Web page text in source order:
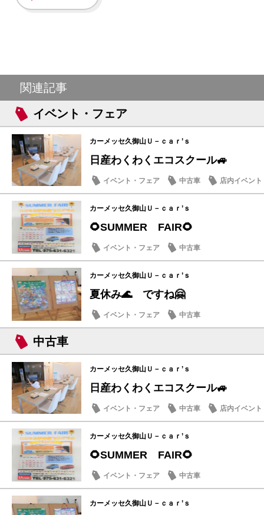
関連記事
イベント・フェア
カーメッセ久御山Ｕ－ｃａｒ’ｓ
日産わくわくエコスクール🚙
イベント・フェア 中古車 店内イベント
カーメッセ久御山Ｕ－ｃａｒ’ｓ
🌻SUMMER FAIR🌻
イベント・フェア 中古車
カーメッセ久御山Ｕ－ｃａｒ’ｓ
夏休み🌊 ですね🤗
イベント・フェア 中古車
中古車
カーメッセ久御山Ｕ－ｃａｒ’ｓ
日産わくわくエコスクール🚙
イベント・フェア 中古車 店内イベント
カーメッセ久御山Ｕ－ｃａｒ’ｓ
🌻SUMMER FAIR🌻
イベント・フェア 中古車
カーメッセ久御山Ｕ－ｃａｒ’ｓ